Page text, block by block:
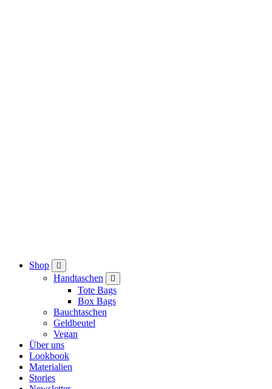
Shop
Handtaschen
Tote Bags
Box Bags
Bauchtaschen
Geldbeutel
Vegan
Über uns
Lookbook
Materialien
Stories